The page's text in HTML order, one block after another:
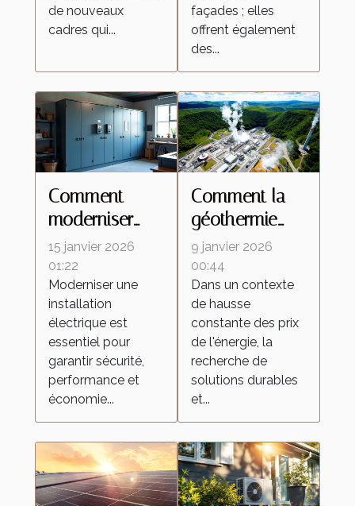
de nouveaux
cadres qui...
façades ; elles
offrent également
des...
Comment
moderniser
votre
installation
électrique pour
une efficacité
accrue ?
15 janvier 2026
01:22
Moderniser une
installation
électrique est
essentiel pour
garantir sécurité,
performance et
économie...
Comment la
géothermie
peut réduire
vos coûts
énergétiques ?
9 janvier 2026
00:44
Dans un contexte
de hausse
constante des prix
de l'énergie, la
recherche de
solutions durables
et...